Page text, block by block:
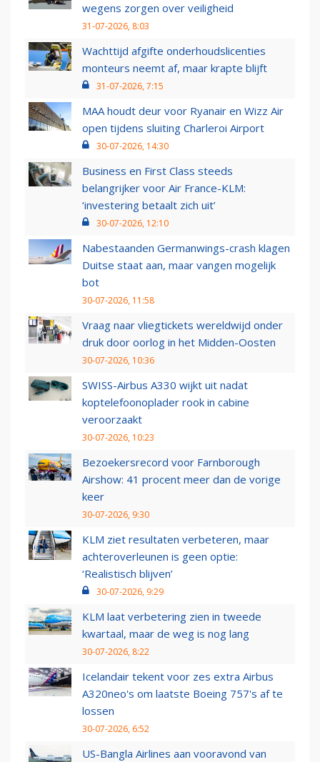
wegens zorgen over veiligheid
31-07-2026, 8:03
Wachttijd afgifte onderhoudslicenties
monteurs neemt af, maar krapte blijft
31-07-2026, 7:15
MAA houdt deur voor Ryanair en Wizz Air
open tijdens sluiting Charleroi Airport
30-07-2026, 14:30
Business en First Class steeds
belangrijker voor Air France-KLM:
‘investering betaalt zich uit’
30-07-2026, 12:10
Nabestaanden Germanwings-crash klagen
Duitse staat aan, maar vangen mogelijk
bot
30-07-2026, 11:58
Vraag naar vliegtickets wereldwijd onder
druk door oorlog in het Midden-Oosten
30-07-2026, 10:36
SWISS-Airbus A330 wijkt uit nadat
koptelefoonoplader rook in cabine
veroorzaakt
30-07-2026, 10:23
Bezoekersrecord voor Farnborough
Airshow: 41 procent meer dan de vorige
keer
30-07-2026, 9:30
KLM ziet resultaten verbeteren, maar
achteroverleunen is geen optie:
‘Realistisch blijven’
30-07-2026, 9:29
KLM laat verbetering zien in tweede
kwartaal, maar de weg is nog lang
30-07-2026, 8:22
Icelandair tekent voor zes extra Airbus
A320neo's om laatste Boeing 757's af te
lossen
30-07-2026, 6:52
US-Bangla Airlines aan vooravond van